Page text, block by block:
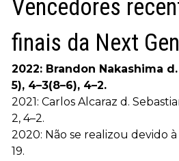
Vencedores
finais da Next
2022: Brandon Nakashima
5), 4–3(8–6), 4–2.
2021: Carlos Alcaraz d.
2, 4–2.
2020: Não se realizou devido
19.